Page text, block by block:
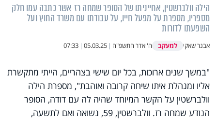
הילה וולברשטין, אחייניתו של הסופר שמחה רז אשר כתבה עמו חלק
מספריו, מספרת על מפעל חייו, על עבודתו עם משרד החוץ ועל
השפעתו לדורות
אבנר שאקי למעקב ה' אדר התשפ"ה |
05.03.25
|
07:33
"במשך שנים ארוכות, בכל יום שישי בצהריים, הייתי מתקשרת
אליו ומנהלת איתו שיחה קרובה ואוהבת", מספרת הילה
וולברשטין על הקשר המיוחד שהיה לה עם דודה, הסופר
הנודע שמחה רז. וולברשטין, 59, נשואה ואם לתשעה,